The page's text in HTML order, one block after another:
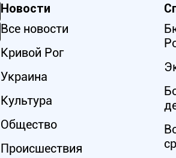
Новости
Все новости
Кривой Рог
Украина
Культура
Общество
Происшествия